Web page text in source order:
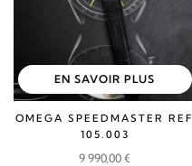
EN SAVOIR PLUS
OMEGA SPEEDMASTER REF
105.003
9 990,00€